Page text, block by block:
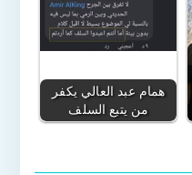
همام عبد العالي يكفر
من يتبع السلف